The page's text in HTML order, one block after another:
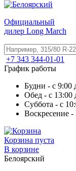
Официальный
дилер Long March
+7 343 344-01-01
График работы
Будни - с 9:00
Обед - с 13:00
Суббота - с
Воскресение
Корзина пуста
В корзине
Белоярский